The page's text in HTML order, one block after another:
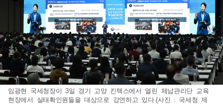
임광현 국세청장이 3일 경기 고양 킨텍스에서 열린 체납관리단 교육
현장에서 실태확인원들을 대상으로 강연하고 있다.(사진 : 국세청 제